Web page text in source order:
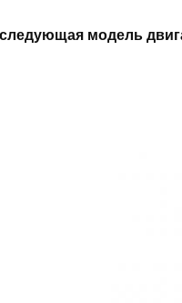
модель